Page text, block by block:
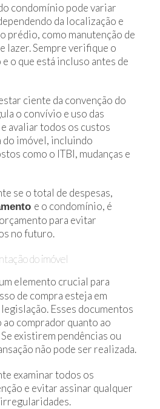
condomínio pode variar
da localização e
prédio, como manutenção de
lazer. Sempre verifique o
o que está incluso antes de
ciente da convenção do
o convívio e uso das
avaliar todos os custos
do imóvel, incluindo
como o ITBI, mudanças e
se o total de despesas,
e o condomínio, é
para evitar
no futuro.
do imóvel
elemento crucial para
de compra esteja em
Esses documentos
comprador quanto ao
existirem pendências ou
não pode ser realizada.
examinar todos os
e evitar assinar qualquer